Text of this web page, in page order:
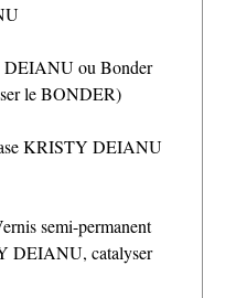
DEIANU ou Bonder
le BONDER)
KRISTY DEIANU
semi-permanent
DEIANU, catalyser